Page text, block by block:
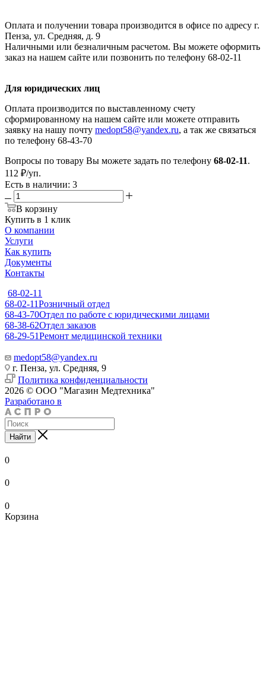
Оплата и получении товара производится в офисе по адресу г.
Пенза, ул. Средняя, д. 9
Наличными или безналичным расчетом. Вы можете оформить
заказ на нашем сайте или позвонить по телефону 68-02-11
Для юридических лиц
Оплата производится по выставленному счету
сформированному на нашем сайте или можете отправить
заявку на нашу почту medopt58@yandex.ru, а так же связаться
по телефону 68-43-70
Вопросы по товару Вы можете задать по телефону 68-02-11.
112 ₽/уп.
Есть в наличии: 3
В корзину
Купить в 1 клик
О компании
Услуги
Как купить
Документы
Контакты
68-02-11
68-02-11Розничный отдел
68-43-70Отдел по работе с юридическими лицами
68-38-62Отдел заказов
68-29-51Ремонт медицинской техники
medopt58@yandex.ru
г. Пенза, ул. Средняя, 9
Политика конфиденциальности
2026 © ООО "Магазин Медтехника"
Разработано в
Найти
0
0
0
Корзина